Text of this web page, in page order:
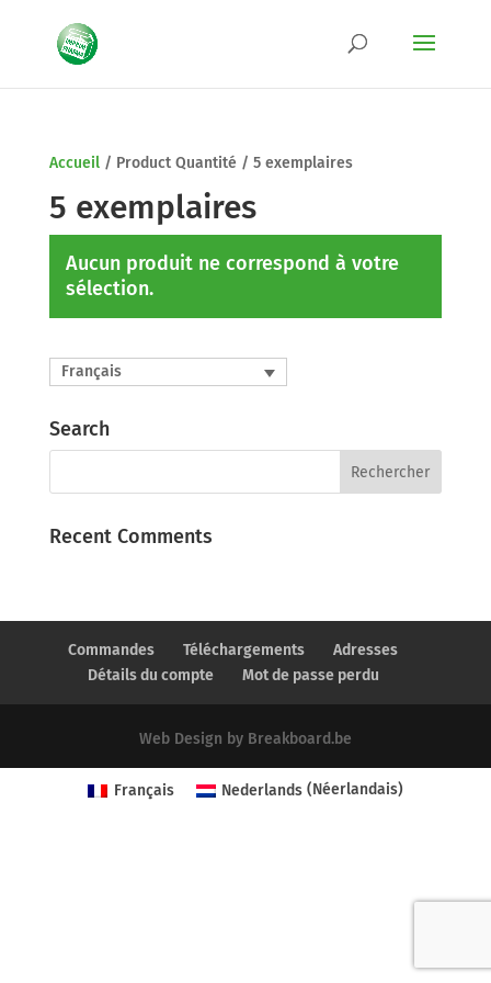
Accueil/ Product Quantité / 5 exemplaires
5 exemplaires
Aucun produit ne correspond à votre
sélection.
Français
Search
Recent Comments
Commandes Téléchargements
Adresses
Détails du compte
Mot de passe perdu
Web Design by Breakboard.be
Français Nederlands (Néerlandais)